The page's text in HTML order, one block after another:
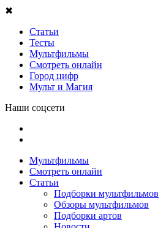
✖
Статьи
Тесты
Мультфильмы
Смотреть онлайн
Город цифр
Мульт и Магия
Наши соцсети
Мультфильмы
Смотреть онлайн
Статьи
Подборки мультфильмов
Обзоры мультфильмов
Подборки артов